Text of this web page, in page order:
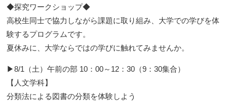
◆探究ワークショップ◆
高校生同士で協力しながら課題に取り組み、大学での学びを体
験するプログラムです。
夏休みに、大学ならではの学びに触れてみませんか。
▶8/1（土）午前の部 10：00～12：30（9：30集合）
【人文学科】
分類法による図書の分類を体験しよう